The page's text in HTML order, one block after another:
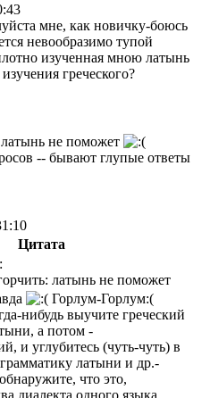
мне, как новичку-боюсь
невообразимо тупой
изученная мною латынь
греческого?
не поможет
-- бывают глупые ответы
Цитата
латынь не поможет
Горлум-Горлум:(
нибудь выучите греческий
а потом -
и углубитесь (чуть-чуть) в
латыни и др.-
что это,
диалекта одного языка